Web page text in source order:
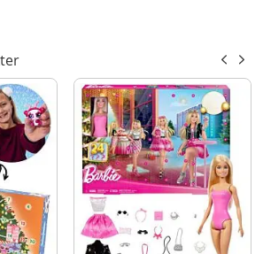
591788EUC
035051591788
LOL Surprise